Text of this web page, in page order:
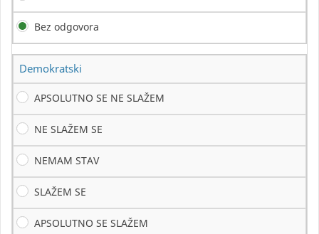
Bez odgovora
Demokratski
APSOLUTNO SE NE SLAŽEM
NE SLAŽEM SE
NEMAM STAV
SLAŽEM SE
APSOLUTNO SE SLAŽEM